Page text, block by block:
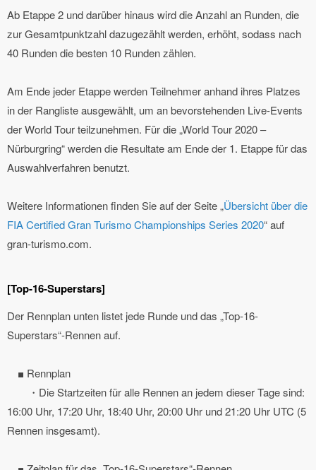
Ab Etappe 2 und darüber hinaus wird die Anzahl an Runden, die
zur Gesamtpunktzahl dazugezählt werden, erhöht, sodass nach
40 Runden die besten 10 Runden zählen.
Am Ende jeder Etappe werden Teilnehmer anhand ihres Platzes
in der Rangliste ausgewählt, um an bevorstehenden Live-Events
der World Tour teilzunehmen. Für die „World Tour 2020 –
Nürburgring“ werden die Resultate am Ende der 1. Etappe für das
Auswahlverfahren benutzt.
Weitere Informationen finden Sie auf der Seite „Übersicht über die
FIA Certified Gran Turismo Championships Series 2020“ auf
gran-turismo.com.
[Top-16-Superstars]
Der Rennplan unten listet jede Runde und das „Top-16-
Superstars“-Rennen auf.
■ Rennplan
・Die Startzeiten für alle Rennen an jedem dieser Tage sind:
16:00 Uhr, 17:20 Uhr, 18:40 Uhr, 20:00 Uhr und 21:20 Uhr UTC (5
Rennen insgesamt).